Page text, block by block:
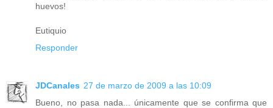
huevos!
Eutiquio
Responder
JDCanales 27 de marzo de 2009 a las 10:09
Bueno, no pasa nada... únicamente que se confirma que